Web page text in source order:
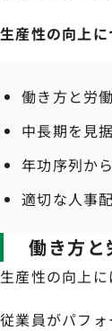
生産性の向上
働き方と労
中長期を見
年功序列か
適切な人事
働き方と
生産性の向上に
従業員がパフ